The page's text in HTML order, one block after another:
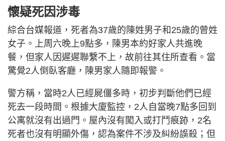
懷疑死因涉毒
綜合台媒報道，死者為37歲的陳姓男子和25歲的曾姓
女子。上周六晚上9點多，陳男本約好家人共進晚
餐，但家人因遲遲聯繫不上，故前往其住所查看。當
驚覺2人倒臥客廳，陳男家人隨即報警。
警方稱，當時2人已經屍僵多時，初步判斷他們已經
死去一段時間。根據大廈監控，2人自當晚7點多回到
公寓就沒有出過門。屋內沒有闖入或打鬥痕跡，2名
死者也沒有明顯外傷，認為案件不涉及糾紛誤殺；但